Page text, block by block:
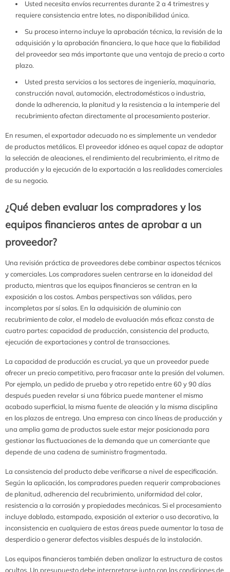
Usted necesita envíos recurrentes durante 2 a 4 trimestres y
requiere consistencia entre lotes, no disponibilidad única.
Su proceso interno incluye la aprobación técnica, la revisión de la
adquisición y la aprobación financiera, lo que hace que la fiabilidad
del proveedor sea más importante que una ventaja de precio a corto
plazo.
Usted presta servicios a los sectores de ingeniería, maquinaria,
construcción naval, automoción, electrodomésticos o industria,
donde la adherencia, la planitud y la resistencia a la intemperie del
recubrimiento afectan directamente al procesamiento posterior.
En resumen, el exportador adecuado no es simplemente un vendedor
de productos metálicos. El proveedor idóneo es aquel capaz de adaptar
la selección de aleaciones, el rendimiento del recubrimiento, el ritmo de
producción y la ejecución de la exportación a las realidades comerciales
de su negocio.
¿Qué deben evaluar los compradores y los
equipos financieros antes de aprobar a un
proveedor?
Una revisión práctica de proveedores debe combinar aspectos técnicos
y comerciales. Los compradores suelen centrarse en la idoneidad del
producto, mientras que los equipos financieros se centran en la
exposición a los costos. Ambas perspectivas son válidas, pero
incompletas por sí solas. En la adquisición de aluminio con
recubrimiento de color, el modelo de evaluación más eficaz consta de
cuatro partes: capacidad de producción, consistencia del producto,
ejecución de exportaciones y control de transacciones.
La capacidad de producción es crucial, ya que un proveedor puede
ofrecer un precio competitivo, pero fracasar ante la presión del volumen.
Por ejemplo, un pedido de prueba y otro repetido entre 60 y 90 días
después pueden revelar si una fábrica puede mantener el mismo
acabado superficial, la misma fuente de aleación y la misma disciplina
en los plazos de entrega. Una empresa con cinco líneas de producción y
una amplia gama de productos suele estar mejor posicionada para
gestionar las fluctuaciones de la demanda que un comerciante que
depende de una cadena de suministro fragmentada.
La consistencia del producto debe verificarse a nivel de especificación.
Según la aplicación, los compradores pueden requerir comprobaciones
de planitud, adherencia del recubrimiento, uniformidad del color,
resistencia a la corrosión y propiedades mecánicas. Si el procesamiento
incluye doblado, estampado, exposición al exterior o uso decorativo, la
inconsistencia en cualquiera de estas áreas puede aumentar la tasa de
desperdicio o generar defectos visibles después de la instalación.
Los equipos financieros también deben analizar la estructura de costos
ocultos. Un presupuesto debe interpretarse junto con las condiciones de